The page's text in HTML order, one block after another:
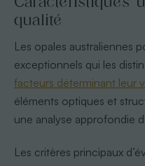
qualité
Les opales australiennes
exceptionnels qui les
facteurs déterminant leur
éléments optiques et
une analyse approfondie
Les critères principaux